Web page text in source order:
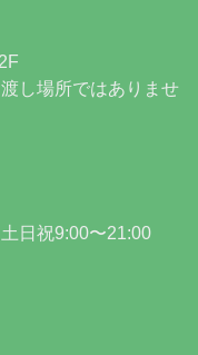
し場所ではありませ
日祝9:00〜21:00